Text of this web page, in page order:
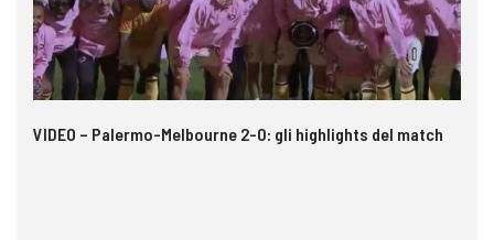
VIDEO – Palermo-Melbourne 2-0: gli highlights del match